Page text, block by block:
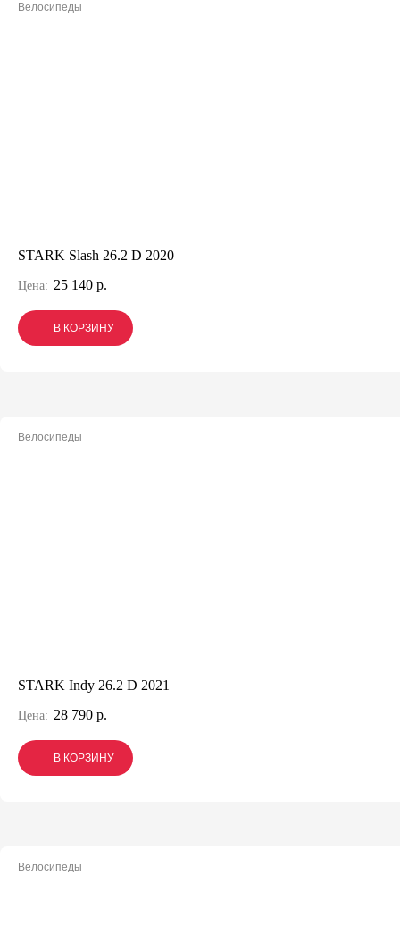
Велосипеды
STARK Slash 26.2 D 2020
Цена: 25 140 р.
В КОРЗИНУ
В КОРЗИНУ
В КОРЗИНУ
Велосипеды
STARK Indy 26.2 D 2021
Цена: 28 790 р.
В КОРЗИНУ
В КОРЗИНУ
В КОРЗИНУ
Велосипеды